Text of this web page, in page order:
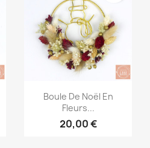
Aperçu rapide
Boule De Noël En
Fleurs...
20,00 €